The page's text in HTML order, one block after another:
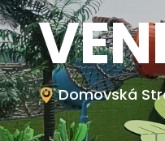
Domovská